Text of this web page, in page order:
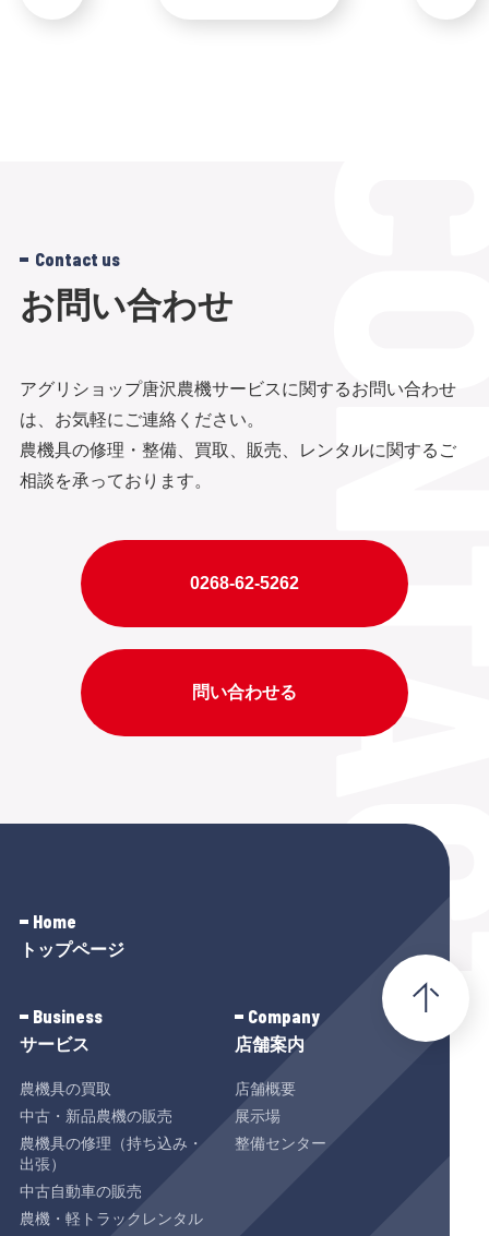
Contact us
お問い合わせ
アグリショップ唐沢農機サービスに関するお問い合わせ
は、お気軽にご連絡ください。
農機具の修理・整備、買取、販売、レンタルに関するご
相談を承っております。
0268-62-5262
問い合わせる
トップページ
Home
サービス
Business
農機具の買取
中古・新品農機の販売
農機具の修理（持ち込み・
出張）
中古自動車の販売
農機・軽トラックレンタル
店舗案内
Company
店舗概要
展示場
整備センター